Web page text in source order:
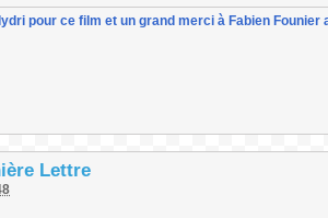
pour ce film et un grand merci à Fabien
Lettre